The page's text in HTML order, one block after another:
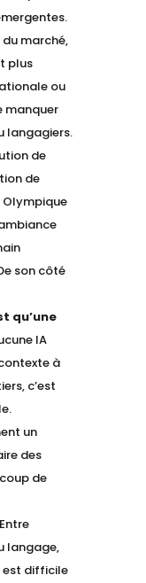
marché,
plus
ou
manquer
langagiers.
de
de
Olympique
son côté
qu’une
IA
à
c’est
un
des
de
langage,
est difficile